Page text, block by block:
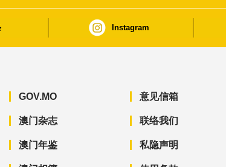
Instagram
GOV.MO
澳门杂志
澳门年鉴
意见信箱
联络我们
私隐声明